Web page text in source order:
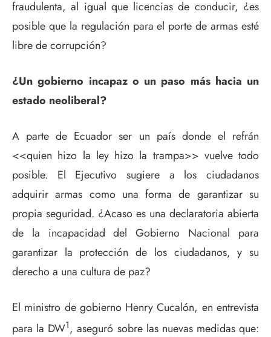
fraudulenta, al igual que licencias de conducir, ¿es
posible que la regulación para el porte de armas esté
libre de corrupción?
¿Un gobierno incapaz o un paso más hacia un
estado neoliberal?
A parte de Ecuador ser un país donde el refrán
<<quien hizo la ley hizo la trampa>> vuelve todo
posible. El Ejecutivo sugiere a los ciudadanos
adquirir armas como una forma de garantizar su
propia seguridad. ¿Acaso es una declaratoria abierta
de la incapacidad del Gobierno Nacional para
garantizar la protección de los ciudadanos, y su
derecho a una cultura de paz?
El ministro de gobierno Henry Cucalón, en entrevista
para la DW1, aseguró sobre las nuevas medidas que: